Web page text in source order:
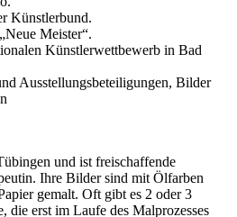
Künstlerbund.
Meister“.
Künstlerwettbewerb in Bad
Ausstellungsbeteiligungen, Bilder
und ist freischaffende
Ihre Bilder sind mit Ölfarben
gemalt. Oft gibt es 2 oder 3
die erst im Laufe des Malprozesses